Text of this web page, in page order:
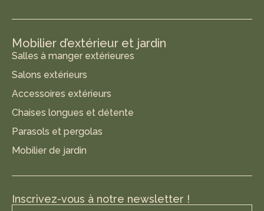
Mobilier d’extérieur et jardin
Salles à manger extérieures
Salons extérieurs
Accessoires extérieurs
Chaises longues et détente
Parasols et pergolas
Mobilier de jardin
Inscrivez-vous à notre newsletter !